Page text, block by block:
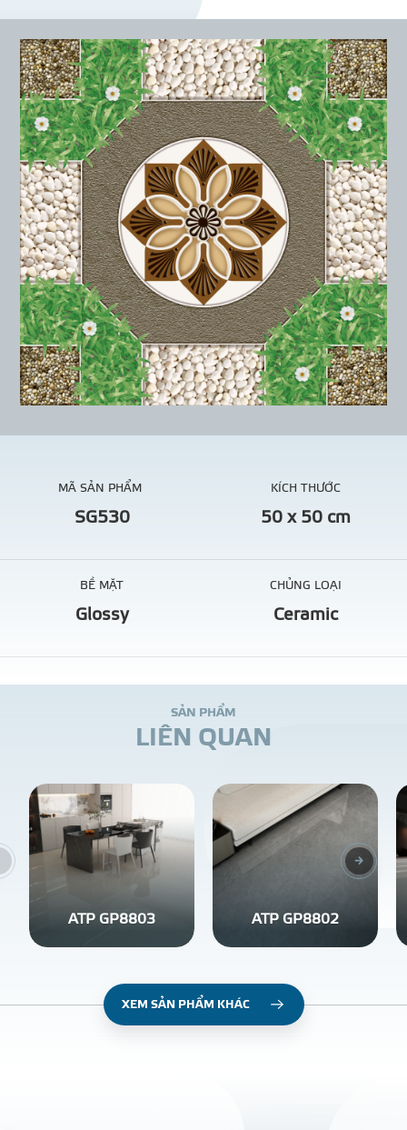
THƯ
TIN SỰ KIỆN
TIN CHUYÊN MÔN
LIÊN HỆ - TƯ
MÃ SẢN PHẨM
SG530
KÍCH THƯỚC
50 x 50 cm
BỀ MẶT
Glossy
CHỦNG LOẠI
Ceramic
SẢN PHẨM
LIÊN QUAN
ATP GP8803 ATP GP8802
XEM SẢN PHẨM KHÁC